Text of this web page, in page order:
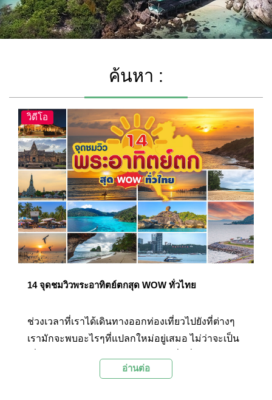
ค้นหา :
วิดีโอ
14 จุดชมวิวพระอาทิตย์ตกสุด WOW ทั่วไทย
ช่วงเวลาที่เราได้เดินทางออกท่องเที่ยวไปยังที่ต่างๆ
เรามักจะพบอะไรๆที่แปลกใหม่อยู่เสมอ ไม่ว่าจะเป็น
เอกลักษณ์ แถมยังได้สัมผัสบรรยากาศ ที่ต่างจากที่
อ่านต่อ